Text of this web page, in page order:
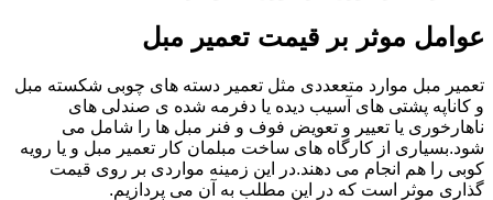
عوامل موثر بر قیمت تعمیر مبل
تعمیر مبل موارد متععددی مثل تعمیر دسته های چوبی شکسته مبل
و کاناپه پشتی های آسیب دیده یا دفرمه شده ی صندلی های
ناهارخوری یا تعییر و تعویض فوف و فنر مبل ها را شامل می
شود.بسیاری از کارگاه های ساخت مبلمان کار تعمیر مبل و یا رویه
کوبی را هم انجام می دهند.در این زمینه مواردی بر روی قیمت
گذاری موثر است که در این مطلب به آن می پردازیم.